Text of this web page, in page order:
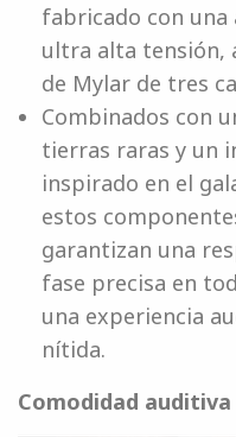
fabricado con una
ultra alta tensión,
de Mylar de tres
Combinados con
tierras raras y un
inspirado en el
estos
garantizan una
fase precisa en
una experiencia
nítida.
Comodidad